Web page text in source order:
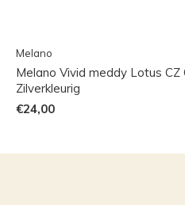
Melano
Melano Vivid meddy Lotus CZ
Zilverkleurig
€24,00